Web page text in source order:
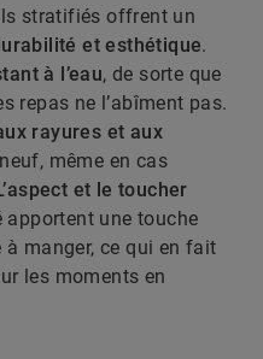
stratifiés offrent un
et esthétique.
à l’eau, de sorte que
repas ne l’abîment pas.
rayures et aux
même en cas
et le toucher
une touche
à manger, ce qui en fait
les moments en